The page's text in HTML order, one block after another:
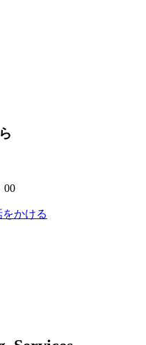
00
かける